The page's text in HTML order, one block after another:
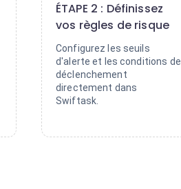
ÉTAPE 2 : Définissez
vos règles de risque
Configurez les seuils
d'alerte et les conditions de
déclenchement
directement dans
Swiftask.